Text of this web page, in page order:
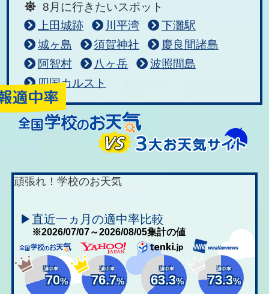
8月に行きたいスポット
上田城跡
川平湾
下灘駅
城ヶ島
須賀神社
慶良間諸島
阿智村
八ヶ岳
波照間島
四国カルスト
頑張れ！学校のお天気
▶直近一ヵ月の適中率比較
※2026/07/07～2026/08/05集計の値
適中率
70%
適中率
76.7%
適中率
63.3%
適中率
73.3%